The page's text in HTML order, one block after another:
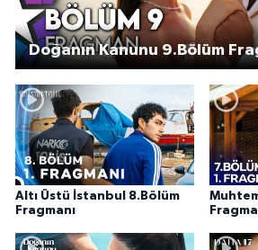
Doğanın Kanunu 9.Bölüm
Altı Üstü İstanbul 8.Bölüm
Fragmanı